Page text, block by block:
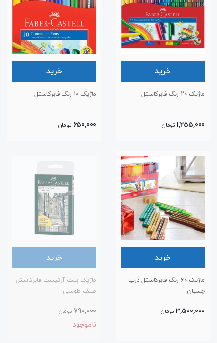
خرید
ماژیک ۲۰ رنگ فابرکاستل
1,255,000 تومان
خرید
ماژیک ۱۰ رنگ فابرکاستل
650,000 تومان
خرید
ماژیک ۶۰ رنگ فابرکاستل درب
چسبان
3,500,000 تومان
خرید
ماژیک پیت آرتیست فابرکاستل
طیف طوسی
790,000 تومان
ناموجود